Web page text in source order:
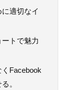
適切なイ
トで魅力
Facebook
。